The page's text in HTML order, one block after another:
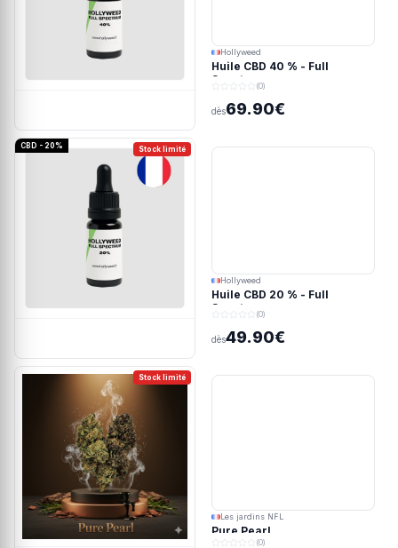
Hollyweed
Huile CBD 40 % - Full
Spectrum
(0)
dès69.90€
Stock limité
CBD - 20%
Hollyweed
Huile CBD 20 % - Full
Spectrum
(0)
dès49.90€
Stock limité
Les jardins NFL
Pure Pearl
(0)